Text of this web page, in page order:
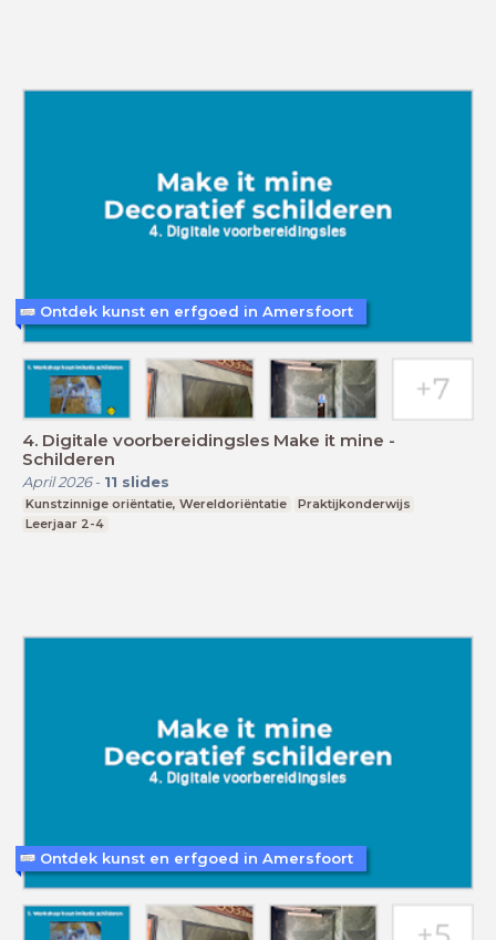
4. Digitale voorbereidingsles Make it mine -
Schilderen
April 2026- 11 slides
Kunstzinnige oriëntatie, Wereldoriëntatie
Praktijkonderwijs
Leerjaar 2-4
Ontdek kunst en erfgoed in Amersfoort
Ontdek kunst en erfgoed in Amersfoort